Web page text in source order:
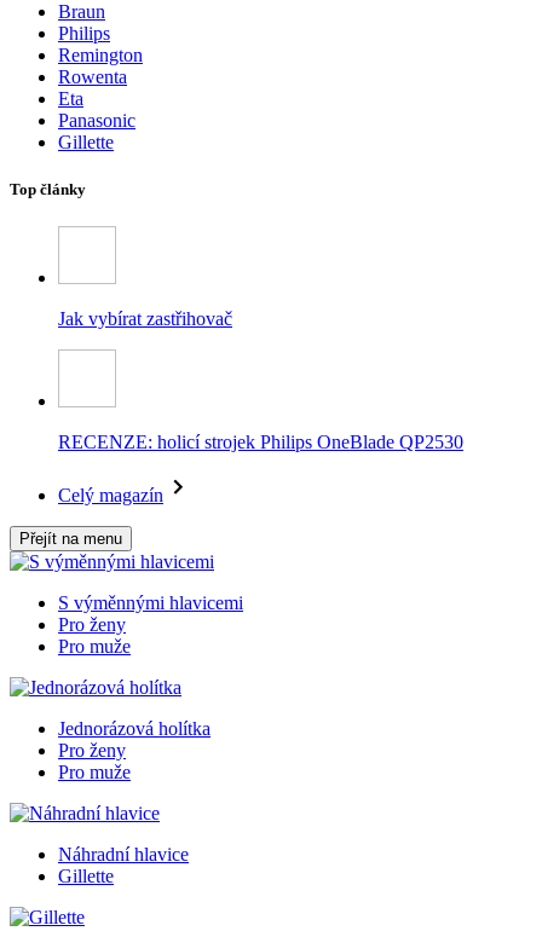
Braun
Philips
Remington
Rowenta
Eta
Panasonic
Gillette
Top články
Jak vybírat zastřihovač
RECENZE: holicí strojek Philips OneBlade QP2530
Celý magazín
Přejít na menu
S výměnnými hlavicemi
Pro ženy
Pro muže
Jednorázová holítka
Pro ženy
Pro muže
Náhradní hlavice
Gillette